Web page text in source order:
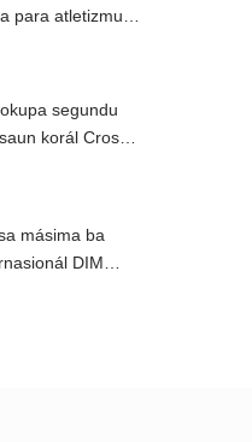
para atletizmu
segundu
korál Cross
Atambua
másima ba
DIM